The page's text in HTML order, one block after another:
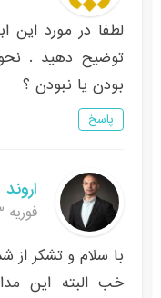
لطفا در مورد این
توضیح دهید .
بودن یا نبودن ؟
پاسخ
فوریه 13, 2018 در 11:39 ق.ظ
با سلام و تشکر از
خب البته این